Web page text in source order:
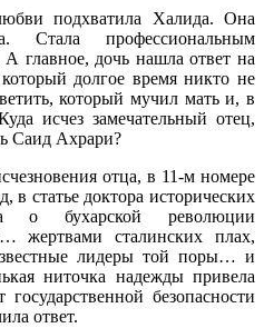
подхватила Халида. Она
профессиональным
главное, дочь нашла ответ на
долгое время никто не
который мучил мать и, в
исчез замечательный отец,
Саид Ахрари?
отца, в 11-м номере
в статье доктора исторических
о бухарской революции
жертвами сталинских плах,
лидеры той поры… и
ниточка надежды привела
безопасности
ответ.